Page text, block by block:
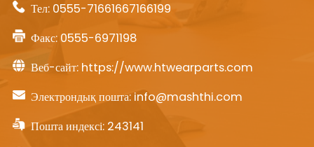
Тел: 0555-71661667166199
Факс: 0555-6971198
Веб-сайт: https://www.htwearparts.com
Электрондық пошта: info@mashthi.com
Пошта индексі: 243141